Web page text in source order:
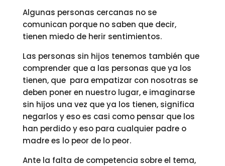
Algunas personas cercanas no se
comunican porque no saben que decir,
tienen miedo de herir sentimientos.
Las personas sin hijos tenemos también que
comprender que a las personas que ya los
tienen, que para empatizar con nosotras se
deben poner en nuestro lugar, e imaginarse
sin hijos una vez que ya los tienen, significa
negarlos y eso es casi como pensar que los
han perdido y eso para cualquier padre o
madre es lo peor de lo peor.
Ante la falta de competencia sobre el tema,